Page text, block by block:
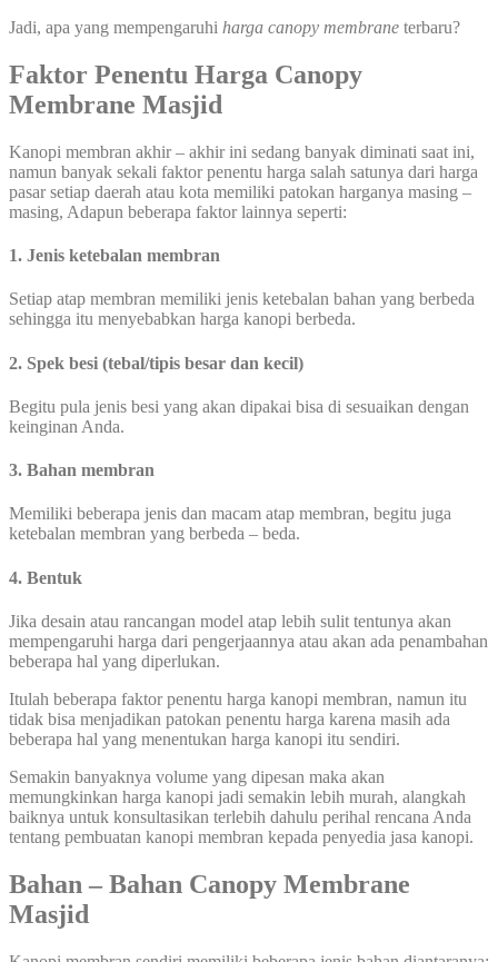
Jadi, apa yang mempengaruhi harga canopy membrane terbaru?
Faktor Penentu Harga Canopy
Membrane Masjid
Kanopi membran akhir – akhir ini sedang banyak diminati saat ini,
namun banyak sekali faktor penentu harga salah satunya dari harga
pasar setiap daerah atau kota memiliki patokan harganya masing –
masing, Adapun beberapa faktor lainnya seperti:
1. Jenis ketebalan membran
Setiap atap membran memiliki jenis ketebalan bahan yang berbeda
sehingga itu menyebabkan harga kanopi berbeda.
2. Spek besi (tebal/tipis besar dan kecil)
Begitu pula jenis besi yang akan dipakai bisa di sesuaikan dengan
keinginan Anda.
3. Bahan membran
Memiliki beberapa jenis dan macam atap membran, begitu juga
ketebalan membran yang berbeda – beda.
4. Bentuk
Jika desain atau rancangan model atap lebih sulit tentunya akan
mempengaruhi harga dari pengerjaannya atau akan ada penambahan
beberapa hal yang diperlukan.
Itulah beberapa faktor penentu harga kanopi membran, namun itu
tidak bisa menjadikan patokan penentu harga karena masih ada
beberapa hal yang menentukan harga kanopi itu sendiri.
Semakin banyaknya volume yang dipesan maka akan
memungkinkan harga kanopi jadi semakin lebih murah, alangkah
baiknya untuk konsultasikan terlebih dahulu perihal rencana Anda
tentang pembuatan kanopi membran kepada penyedia jasa kanopi.
Bahan – Bahan Canopy Membrane
Masjid